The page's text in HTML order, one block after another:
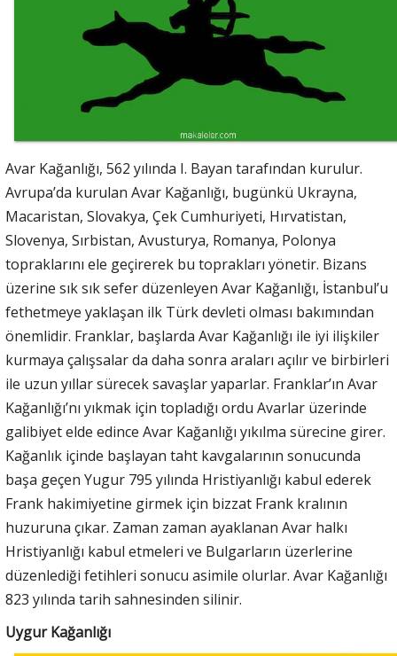
Avar Kağanlığı, 562 yılında I. Bayan tarafından kurulur.
Avrupa’da kurulan Avar Kağanlığı, bugünkü Ukrayna,
Macaristan, Slovakya, Çek Cumhuriyeti, Hırvatistan,
Slovenya, Sırbistan, Avusturya, Romanya, Polonya
topraklarını ele geçirerek bu toprakları yönetir. Bizans
üzerine sık sık sefer düzenleyen Avar Kağanlığı, İstanbul’u
fethetmeye yaklaşan ilk Türk devleti olması bakımından
önemlidir. Franklar, başlarda Avar Kağanlığı ile iyi ilişkiler
kurmaya çalışsalar da daha sonra araları açılır ve birbirleri
ile uzun yıllar sürecek savaşlar yaparlar. Franklar’ın Avar
Kağanlığı’nı yıkmak için topladığı ordu Avarlar üzerinde
galibiyet elde edince Avar Kağanlığı yıkılma sürecine girer.
Kağanlık içinde başlayan taht kavgalarının sonucunda
başa geçen Yugur 795 yılında Hristiyanlığı kabul ederek
Frank hakimiyetine girmek için bizzat Frank kralının
huzuruna çıkar. Zaman zaman ayaklanan Avar halkı
Hristiyanlığı kabul etmeleri ve Bulgarların üzerlerine
düzenlediği fetihleri sonucu asimile olurlar. Avar Kağanlığı
823 yılında tarih sahnesinden silinir.
Uygur Kağanlığı